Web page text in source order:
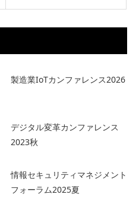
製造業IoTカンファレンス2026
デジタル変革カンファレンス
2023秋
情報セキュリティマネジメント
フォーラム2025夏